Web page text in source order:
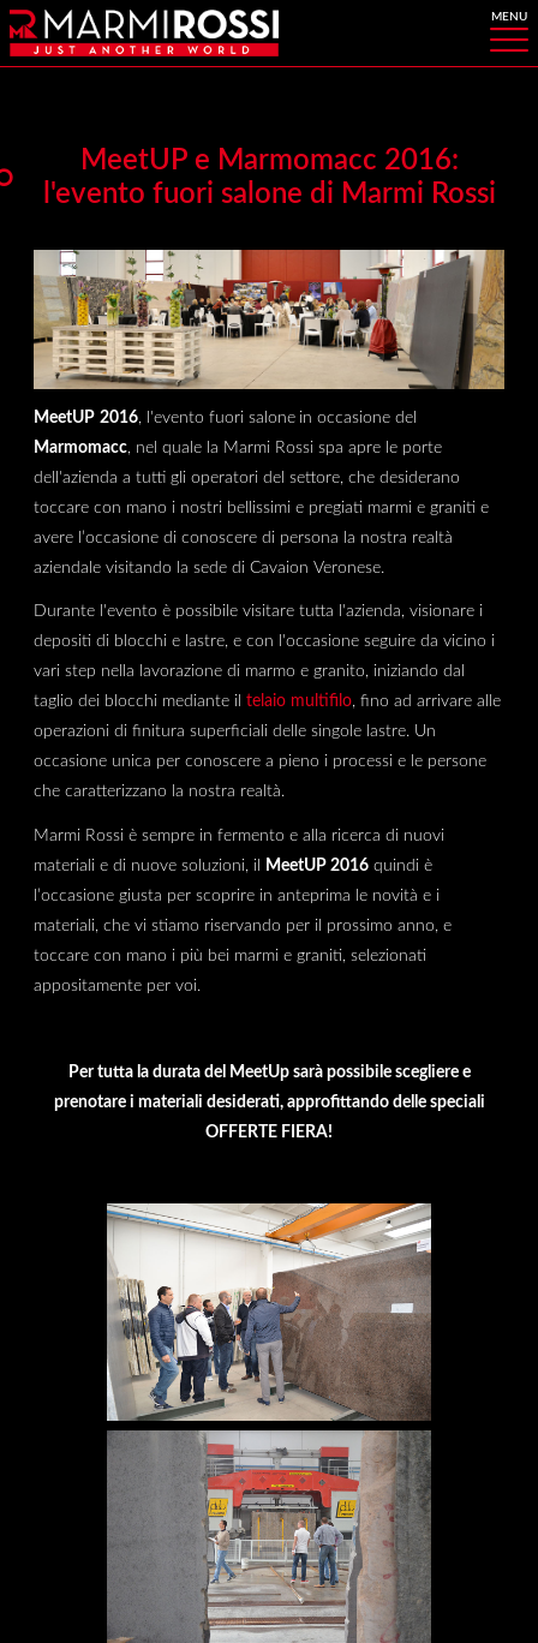
MeetUP e Marmomacc 2016:
l'evento fuori salone di Marmi Rossi
MeetUP 2016, l'evento fuori salone in occasione del
Marmomacc, nel quale la Marmi Rossi spa apre le porte
dell'azienda a tutti gli operatori del settore, che desiderano
toccare con mano i nostri bellissimi e pregiati marmi e graniti e
avere l’occasione di conoscere di persona la nostra realtà
aziendale visitando la sede di Cavaion Veronese.
Durante l'evento è possibile visitare tutta l'azienda, visionare i
depositi di blocchi e lastre, e con l'occasione seguire da vicino i
vari step nella lavorazione di marmo e granito, iniziando dal
taglio dei blocchi mediante il telaio multifilo, fino ad arrivare alle
operazioni di finitura superficiali delle singole lastre. Un
occasione unica per conoscere a pieno i processi e le persone
che caratterizzano la nostra realtà.
Marmi Rossi è sempre in fermento e alla ricerca di nuovi
materiali e di nuove soluzioni, il MeetUP 2016quindi è
l’occasione giusta per scoprire in anteprima le novità e i
materiali, che vi stiamo riservando per il prossimo anno, e
toccare con mano i più bei marmi e graniti, selezionati
appositamente per voi.
Per tutta la durata del MeetUp sarà possibile scegliere e
prenotare i materiali desiderati, approfittando delle speciali
OFFERTE FIERA!